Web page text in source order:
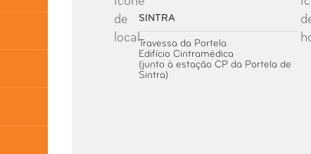
SINTRA
Travessa da Portela
Edifício Cintramédica
(junto à estação CP da Portela de
Sintra)